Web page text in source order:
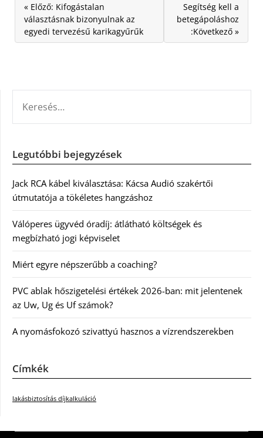
« Előző: Kifogástalan
választásnak bizonyulnak az
egyedi tervezésű karikagyűrűk
Segítség kell a
betegápoláshoz
:Következő »
Legutóbbi bejegyzések
Jack RCA kábel kiválasztása: Kácsa Audió szakértői
útmutatója a tökéletes hangzáshoz
Válóperes ügyvéd óradíj: átlátható költségek és
megbízható jogi képviselet
Miért egyre népszerűbb a coaching?
PVC ablak hőszigetelési értékek 2026-ban: mit jelentenek
az Uw, Ug és Uf számok?
A nyomásfokozó szivattyú hasznos a vízrendszerekben
Címkék
lakásbiztosítás díjkalkuláció